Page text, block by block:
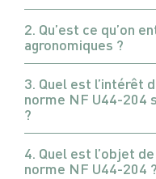
2. Qu’est ce qu’on
agronomiques ?
3. Quel est l’intérêt
norme NF U44-204
?
4. Quel est l’objet
norme NF U44-204 ?